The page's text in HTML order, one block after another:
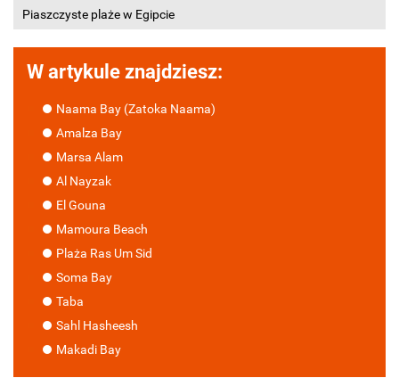
Piaszczyste plaże w Egipcie
W artykule znajdziesz:
Naama Bay (Zatoka Naama)
Amalza Bay
Marsa Alam
Al Nayzak
El Gouna
Mamoura Beach
Plaża Ras Um Sid
Soma Bay
Taba
Sahl Hasheesh
Makadi Bay